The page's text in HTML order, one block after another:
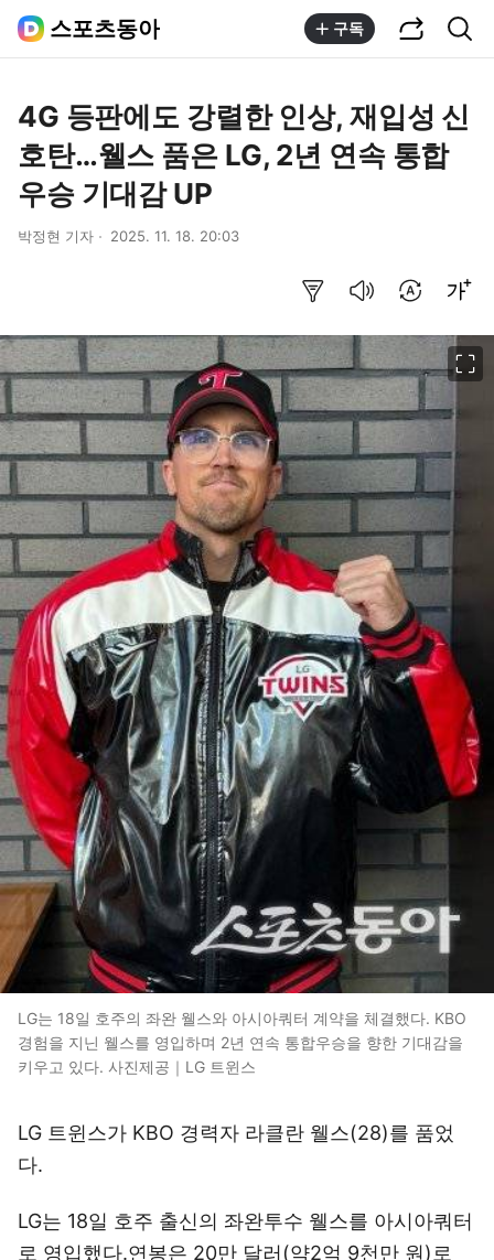
스포츠동아 구독
4G 등판에도 강렬한 인상, 재입성 신
호탄…웰스 품은 LG, 2년 연속 통합
우승 기대감 UP
박정현 기자 2025. 11. 18. 20:03
LG는 18일 호주의 좌완 웰스와 아시아쿼터 계약을 체결했다. KBO
경험을 지닌 웰스를 영입하며 2년 연속 통합우승을 향한 기대감을
키우고 있다. 사진제공｜LG 트윈스
LG 트윈스가 KBO 경력자 라클란 웰스(28)를 품었
다.
LG는 18일 호주 출신의 좌완투수 웰스를 아시아쿼터
로 영입했다.연봉은 20만 달러(약2억 9천만 원)로